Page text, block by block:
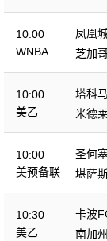
10:00
WNBA
凤凰
芝加
10:00
美乙
塔科
米德
10:00
美预备联
圣何
堪萨
队
10:30
美乙
卡波
南加